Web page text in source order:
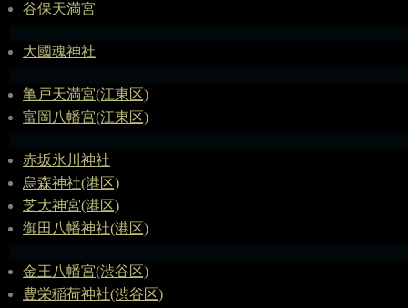
谷保天満宮
大國魂神社
亀戸天満宮(江東区)
富岡八幡宮(江東区)
赤坂氷川神社
烏森神社(港区)
芝大神宮(港区)
御田八幡神社(港区)
金王八幡宮(渋谷区)
豊栄稲荷神社(渋谷区)